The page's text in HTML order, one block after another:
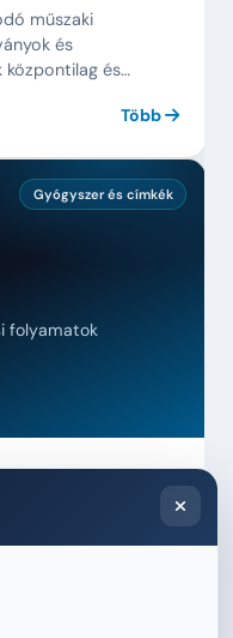
műszaki
és
központilag és
Több
Gyógyszer és címkék
folyamatok
megfelelő